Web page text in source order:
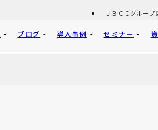
ＪＢＣＣグループ
ブログ 導入事例 セミナー